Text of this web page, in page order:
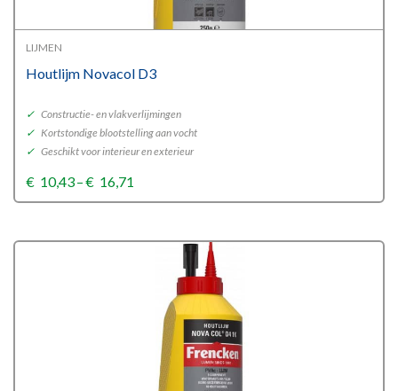
LIJMEN
Houtlijm Novacol D3
✓ Constructie- en vlakverlijmingen
✓ Kortstondige blootstelling aan vocht
✓ Geschikt voor interieur en exterieur
€ 10,43–€ 16,71
range: